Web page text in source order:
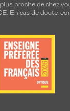
proche de chez
En cas de doute,